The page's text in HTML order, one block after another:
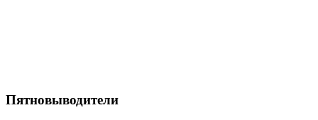
Пятновыводители